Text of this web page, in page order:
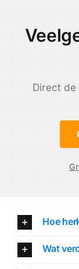
Direct
Hoe
Wat